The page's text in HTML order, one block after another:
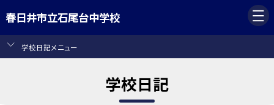
春日井市立石尾台中学校
学校日記メニュー
学校日記